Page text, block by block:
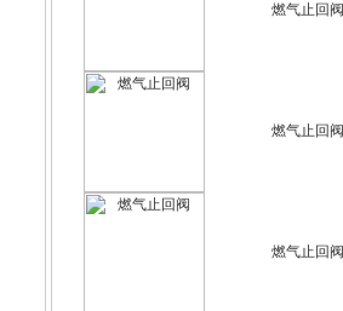
燃气止回阀
燃气止回阀
燃气止回阀